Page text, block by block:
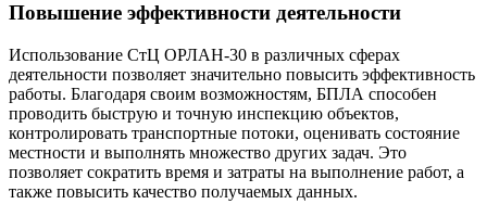
Повышение эффективности деятельности
Использование СтЦ ОРЛАН-30 в различных сферах
деятельности позволяет значительно повысить эффективность
работы. Благодаря своим возможностям, БПЛА способен
проводить быструю и точную инспекцию объектов,
контролировать транспортные потоки, оценивать состояние
местности и выполнять множество других задач. Это
позволяет сократить время и затраты на выполнение работ, а
также повысить качество получаемых данных.